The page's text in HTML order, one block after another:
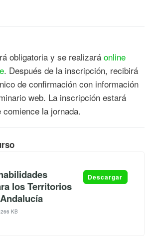
obligatoria y se realizará online
. Después de la inscripción, recibirá
de confirmación con información
web. La inscripción estará
la jornada.
los Territorios
266 KB
Descargar